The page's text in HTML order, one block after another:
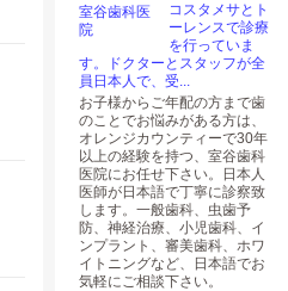
コスタメサとト
ーレンスで診療
を行っていま
す。ドクターとスタッフが全
員日本人で、受...
お子様からご年配の方まで歯
のことでお悩みがある方は、
オレンジカウンティーで30年
以上の経験を持つ、室谷歯科
医院にお任せ下さい。日本人
医師が日本語で丁寧に診察致
します。一般歯科、虫歯予
防、神経治療、小児歯科、イ
ンプラント、審美歯科、ホワ
イトニングなど、日本語でお
気軽にご相談下さい。